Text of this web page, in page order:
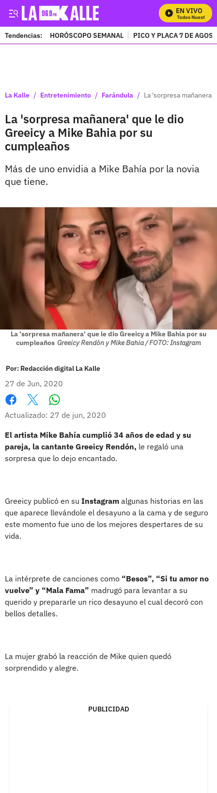
EN VIVO
Mira Todos Nuestros
Tendencias: HORÓSCOPO SEMANAL PICO Y PLACA 7 DE
La Kalle / Entretenimiento / Farándula / La 'sorpresa mañanera'
La 'sorpresa mañanera' que le dio
Greeicy a Mike Bahia por su
cumpleaños
Más de uno envidia a Mike Bahía por la novia
que tiene.
La 'sorpresa mañanera' que le dio Greeicy a Mike Bahia por su
cumpleaños Greeicy Rendòn y Mike Bahia / FOTO: Instagram
Por: Redacción digital La Kalle
27 de Jun, 2020
Facebook
X
Actualizado: 27 de jun, 2020
El artista Mike Bahía cumplió 34 años de edad y su
pareja, la cantante Greeicy Rendón, le regaló una
sorpresa que lo dejo encantado.
Greeicy publicó en su Instagram algunas historias en las
que aparece llevándole el desayuno a la cama y de seguro
este momento fue uno de los mejores despertares de su
vida.
La intérprete de canciones como “Besos”, “Si tu amor no
vuelve” y “Mala Fama” madrugó para levantar a su
querido y prepararle un rico desayuno el cual decoró con
bellos detalles.
La mujer grabó la reacción de Mike quien quedó
sorprendido y alegre.
PUBLICIDAD